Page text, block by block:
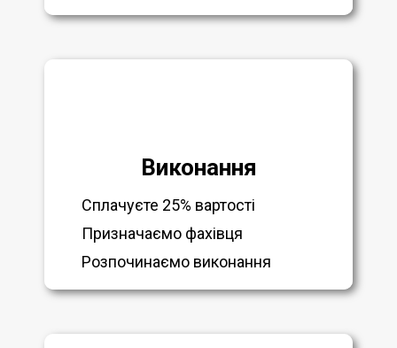
Виконання
Сплачуєте 25% вартості
Призначаємо фахівця
Розпочинаємо виконання